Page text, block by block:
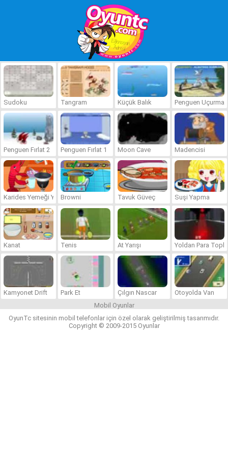
Sudoku Tangram Küçük Balık Penguen Uçurma
Penguen Fırlat 2 Penguen Fırlat 1 Moon Cave Madencisi
Karides Yemeği YapmaBrowni Tavuk Güveç Suşi Yapma
Kanat Tenis At Yarışı Yoldan Para Topla
Kamyonet Drift Park Et Çılgın Nascar
Otoyolda Van
Mobil Oyunlar
OyunTc sitesinin mobil telefonlar için özel olarak geliştirilmiş tasarımıdır.
Copyright © 2009-2015 Oyunlar